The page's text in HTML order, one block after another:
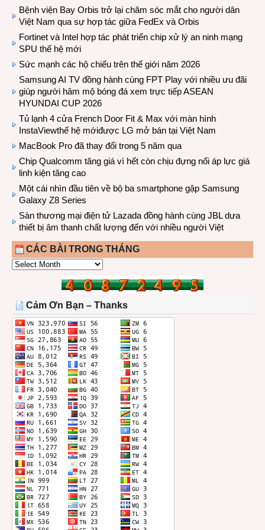
Bệnh viện Bay Orbis trở lại chăm sóc mắt cho người dân
Việt Nam qua sự hợp tác giữa FedEx và Orbis
Fortinet và Intel hợp tác phát triển chip xử lý an ninh mạng
SPU thế hệ mới
Sức mạnh các hộ chiếu trên thế giới năm 2026
Samsung AI TV đồng hành cùng FPT Play với nhiều ưu đãi
giúp người hâm mộ bóng đá xem trực tiếp ASEAN
HYUNDAI CUP 2026
Tủ lạnh 4 cửa French Door Fit & Max với màn hình
InstaViewthế hệ mớiđược LG mở bán tại Việt Nam
MacBook Pro đã thay đổi trong 5 năm qua
Chip Qualcomm tăng giá vì hết còn chịu đựng nổi áp lực giá
linh kiện tăng cao
Một cái nhìn đầu tiên về bộ ba smartphone gập Samsung
Galaxy Z8 Series
Sàn thương mại điện tử Lazada đồng hành cùng JBL dưa
thiết bị âm thanh chất lượng đến với nhiều người Việt
CÁC BÀI TRONG THÁNG
CÁC
THÁNG
Cảm Ơn Bạn – Thanks